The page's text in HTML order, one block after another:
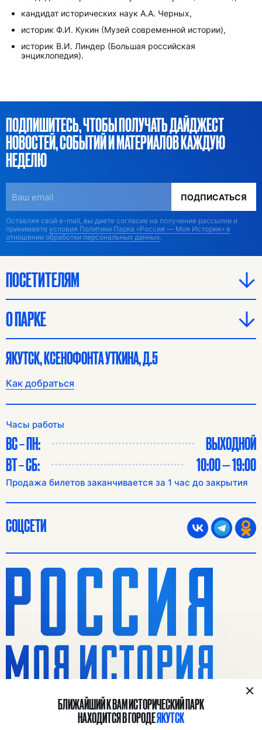
БЛИЖАЙШИЙ К ВАМ ИСТОРИЧЕСКИЙ ПАРК
НАХОДИТСЯ В ГОРОДЕЯКУТСК
кандидат исторических наук А.А. Черных,
историк Ф.И. Кукин (Музей современной истории),
историк В.И. Линдер (Большая российская
энциклопедия).
ПОДПИШИТЕСЬ, ЧТОБЫ ПОЛУЧАТЬ ДАЙДЖЕСТ
НОВОСТЕЙ, СОБЫТИЙ И МАТЕРИАЛОВ КАЖДУЮ
НЕДЕЛЮ
ПОДПИСАТЬСЯ
Оставляя свой e-mail, вы даете согласие на получение рассылки и
принимаете условия Политики Парка «Россия — Моя История» в
отношении обработки персональных данных.
ПОСЕТИТЕЛЯМ
О ПАРКЕ
ЯКУТСК, КСЕНОФОНТА УТКИНА, Д.5
Как добраться
Часы работы
ВС – ПН:
ВЫХОДНОЙ
ВТ – СБ:
10:00 — 19:00
Продажа билетов заканчивается за 1 час до закрытия
СОЦСЕТИ
© 2023 Исторический парк «Россия — Моя История»